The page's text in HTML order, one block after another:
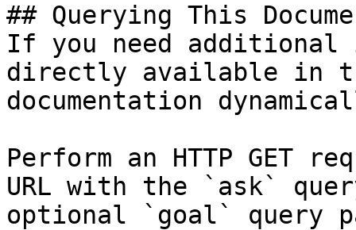
## Querying This
If you need
directly available in
documentation
Perform an HTTP GET
URL with the `ask`
optional `goal` query